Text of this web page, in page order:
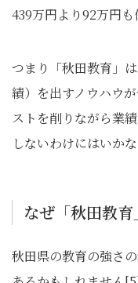
439万円より92万円も
つまり「秋田教育」
績）を出すノウハウ
ストを削りながら業
しないわけにはいかな
なぜ「秋田教
秋田県の教育の強さ